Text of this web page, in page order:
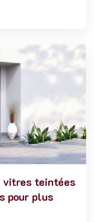
vitres teintées
pour plus